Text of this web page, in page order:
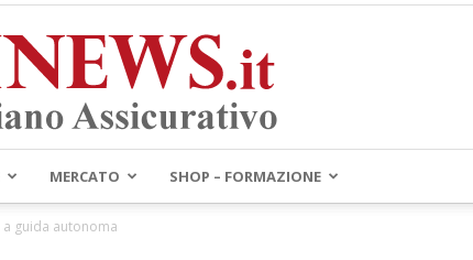
Assinews.it
MERCATO SHOP – FORMAZIONE
a guida autonoma